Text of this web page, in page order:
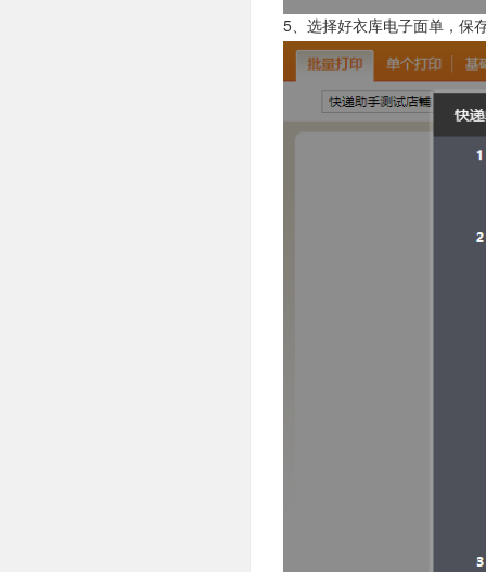
5、选择好衣库电子面单，保